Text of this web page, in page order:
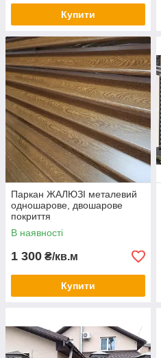
Купити
Паркан ЖАЛЮЗІ металевий
одношарове, двошарове
покриття
В наявності
1 300 ₴/кв.м
Купити